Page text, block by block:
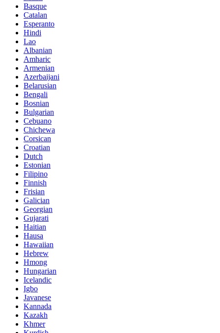
Basque
Catalan
Esperanto
Hindi
Lao
Albanian
Amharic
Armenian
Azerbaijani
Belarusian
Bengali
Bosnian
Bulgarian
Cebuano
Chichewa
Corsican
Croatian
Dutch
Estonian
Filipino
Finnish
Frisian
Galician
Georgian
Gujarati
Haitian
Hausa
Hawaiian
Hebrew
Hmong
Hungarian
Icelandic
Igbo
Javanese
Kannada
Kazakh
Khmer